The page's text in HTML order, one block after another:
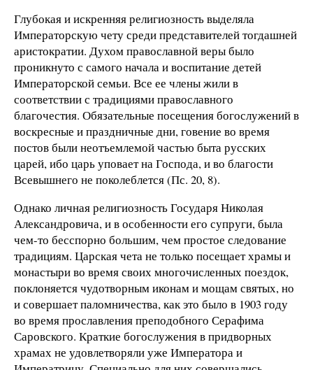
Глубокая и искренняя религиозность выделяла
Императорскую чету среди представителей тогдашней
аристократии. Духом православной веры было
проникнуто с самого начала и воспитание детей
Императорской семьи. Все ее члены жили в
соответствии с традициями православного
благочестия. Обязательные посещения богослужений в
воскресные и праздничные дни, говение во время
постов были неотъемлемой частью быта русских
царей, ибо царь уповает на Господа, и во благости
Всевышнего не поколеблется (Пс. 20, 8).
Однако личная религиозность Государя Николая
Александровича, и в особенности его супруги, была
чем-то бесспорно большим, чем простое следование
традициям. Царская чета не только посещает храмы и
монастыри во время своих многочисленных поездок,
поклоняется чудотворным иконам и мощам святых, но
и совершает паломничества, как это было в 1903 году
во время прославления преподобного Серафима
Саровского. Краткие богослужения в придворных
храмах не удовлетворяли уже Императора и